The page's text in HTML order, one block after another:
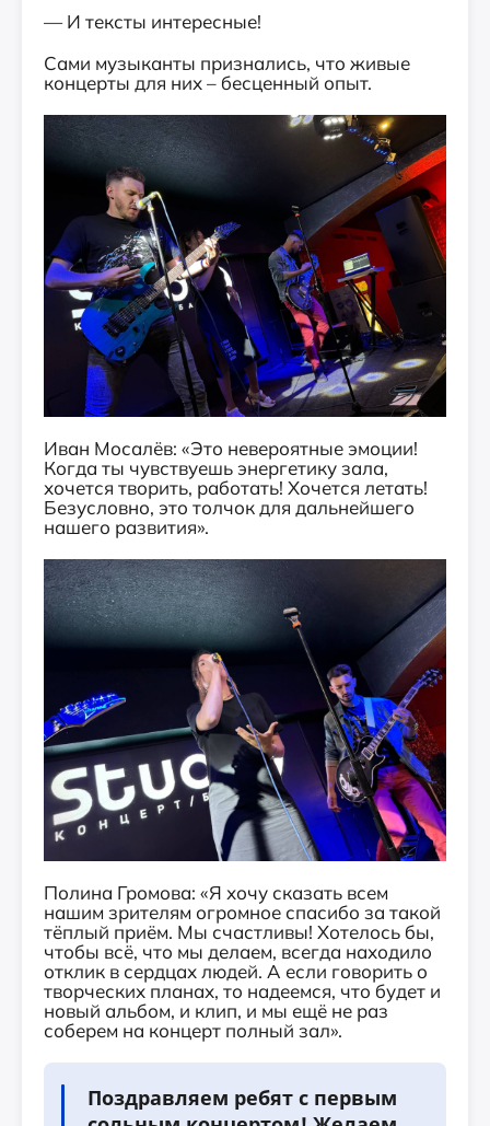
— И тексты интересные!
Сами музыканты признались, что живые
концерты для них – бесценный опыт.
Иван Мосалёв: «Это невероятные эмоции!
Когда ты чувствуешь энергетику зала,
хочется творить, работать! Хочется летать!
Безусловно, это толчок для дальнейшего
нашего развития».
Полина Громова: «Я хочу сказать всем
нашим зрителям огромное спасибо за такой
тёплый приём. Мы счастливы! Хотелось бы,
чтобы всё, что мы делаем, всегда находило
отклик в сердцах людей. А если говорить о
творческих планах, то надеемся, что будет и
новый альбом, и клип, и мы ещё не раз
соберем на концерт полный зал».
Поздравляем ребят с первым